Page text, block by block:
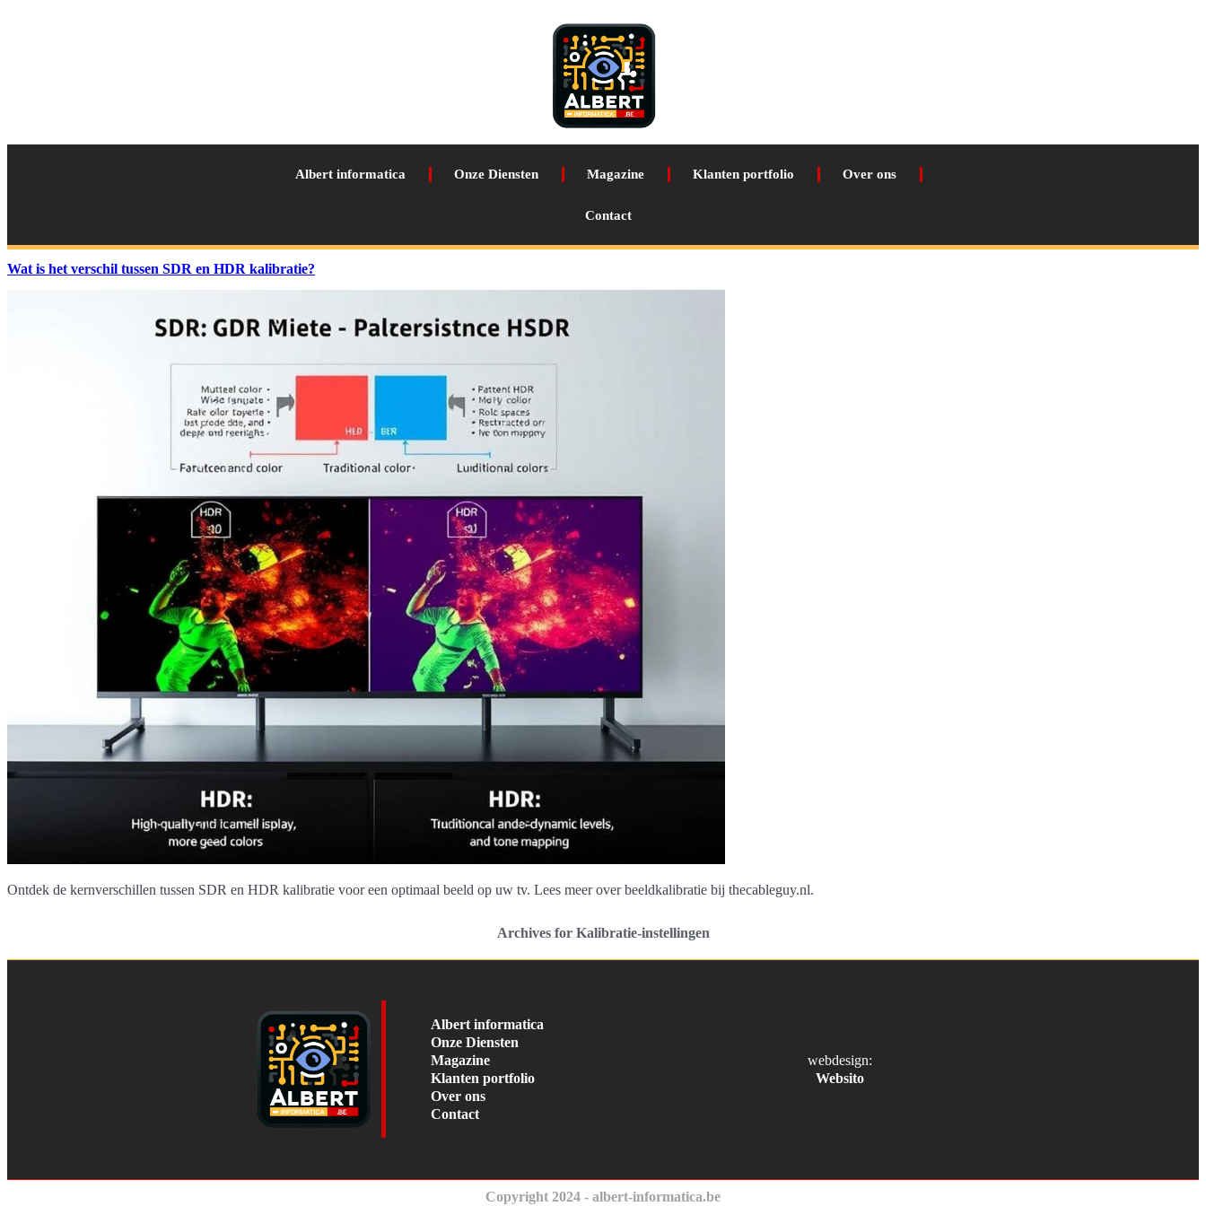
Albert informatica Onze Diensten Magazine Klanten portfolio Over ons
Contact
Wat is het verschil tussen SDR en HDR kalibratie?
Ontdek de kernverschillen tussen SDR en HDR kalibratie voor een optimaal beeld op uw tv. Lees meer over beeldkalibratie bij thecableguy.nl.
Archives for Kalibratie-instellingen
Albert informatica
Onze Diensten
Magazine
Klanten portfolio
Over ons
Contact
webdesign:
Websito
Copyright 2024 - albert-informatica.be